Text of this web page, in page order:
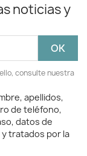
noticias y
consulte nuestra
apellidos,
de teléfono,
datos de
tratados por la